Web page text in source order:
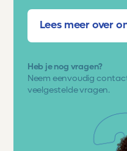
Lees meer over
Heb je nog vragen?
Neem eenvoudig
veelgestelde vragen.